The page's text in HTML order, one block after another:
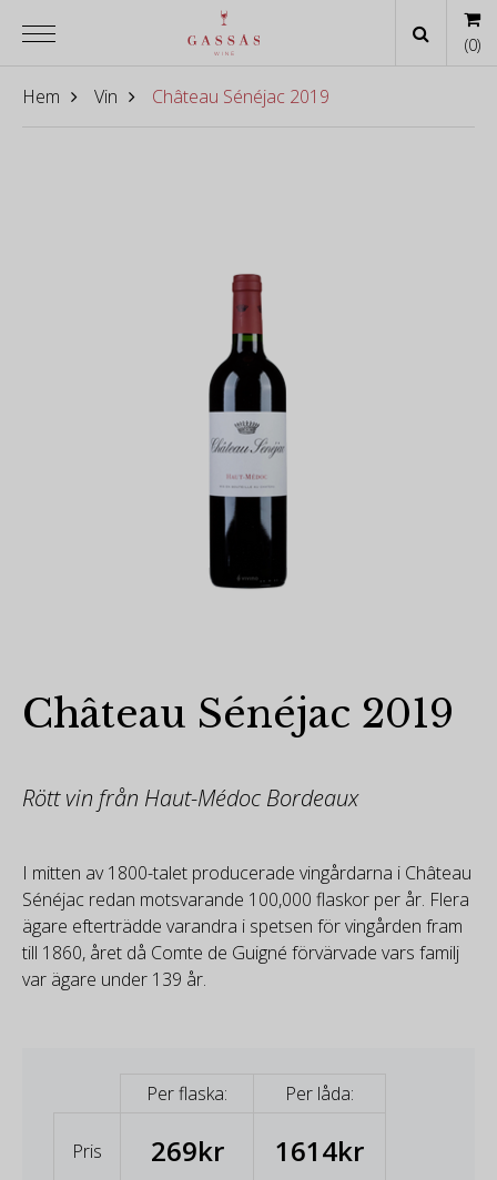
Hem Vin Château Sénéjac 2019
Château Sénéjac 2019
Rött vin från Haut-Médoc Bordeaux
I mitten av 1800-talet producerade vingårdarna i Château
Sénéjac redan motsvarande 100,000 flaskor per år. Flera
ägare efterträdde varandra i spetsen för vingården fram
till 1860, året då Comte de Guigné förvärvade vars familj
var ägare under 139 år.
Per flaska: Per låda:
Pris 269kr 1614kr
(0)